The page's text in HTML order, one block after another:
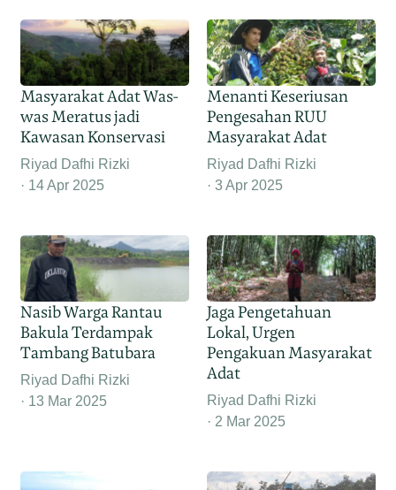
Masyarakat Adat Was-
was Meratus jadi
Kawasan Konservasi
Riyad Dafhi Rizki
14 Apr 2025
Menanti Keseriusan
Pengesahan RUU
Masyarakat Adat
Riyad Dafhi Rizki
3 Apr 2025
Nasib Warga Rantau
Bakula Terdampak
Tambang Batubara
Riyad Dafhi Rizki
13 Mar 2025
Jaga Pengetahuan
Lokal, Urgen
Pengakuan Masyarakat
Adat
Riyad Dafhi Rizki
2 Mar 2025